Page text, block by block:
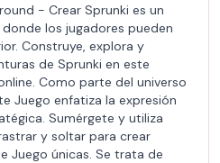
- Crear Sprunki es un
los jugadores pueden
Construye, explora y
de Sprunki en este
Como parte del universo
Juego enfatiza la expresión
Sumérgete y utiliza
y soltar para crear
Juego únicas. Se trata de